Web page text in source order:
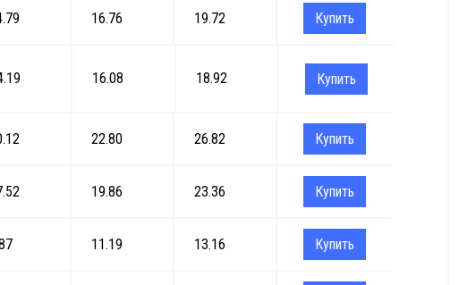
16.76 19.72 Купить
16.08 18.92 Купить
22.80 26.82 Купить
19.86 23.36 Купить
11.19 13.16 Купить